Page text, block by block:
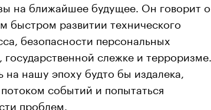
на ближайшее будущее. Он говорит о
быстром развитии технического
безопасности персональных
государственной слежке и терроризме.
на нашу эпоху будто бы издалека,
событий и попытаться
проблем.